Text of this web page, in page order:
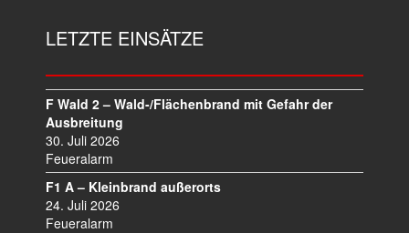
LETZTE EINSÄTZE
F Wald 2 – Wald-/Flächenbrand mit Gefahr der
Ausbreitung
30. Juli 2026
Feueralarm
F1 A – Kleinbrand außerorts
24. Juli 2026
Feueralarm